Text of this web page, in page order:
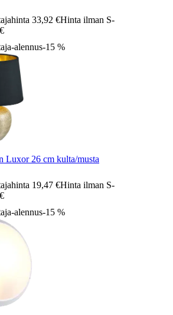
33,92 €Hinta ilman S-
alennus-15 %
Luxor 26 cm kulta/musta
19,47 €Hinta ilman S-
alennus-15 %